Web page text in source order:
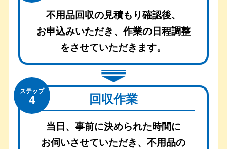
不用品回収の見積もり確認後、
お申込みいただき、作業の日程調整
をさせていただきます。
ステップ
4 回収作業
当日、事前に決められた時間に
お伺いさせていただき、不用品の